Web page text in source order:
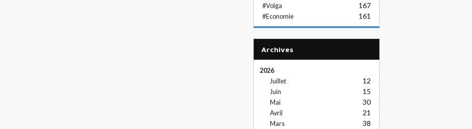
#Volga 167
#Economie 161
Archives
2026
Juillet
12
Juin 15
Mai 30
Avril 21
Mars 38